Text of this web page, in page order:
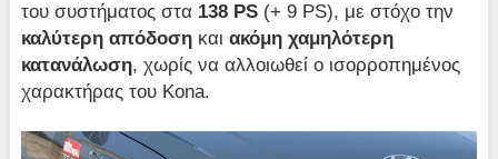
του συστήματος στα 138 PS (+ 9 PS), με στόχο την
καλύτερη απόδοση καιακόμη χαμηλότερη
κατανάλωση, χωρίς να αλλοιωθεί ο ισορροπημένος
χαρακτήρας του Kona.